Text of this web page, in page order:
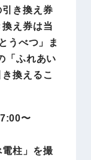
き換え券
え券は当
うべつ」ま
「ふれあい
換えるこ
〜
柱」を撮